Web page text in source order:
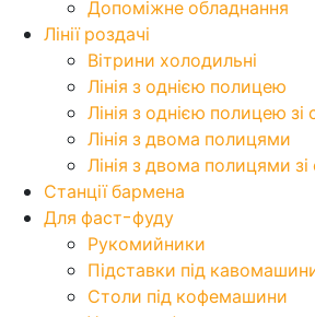
Допоміжне обладнання
Лінії роздачі
Вітрини холодильні
Лінія з однією полицею
Лінія з однією полицею зі
Лінія з двома полицями
Лінія з двома полицями
Станції бармена
Для фаст-фуду
Рукомийники
Підставки під
Столи під кофемашини